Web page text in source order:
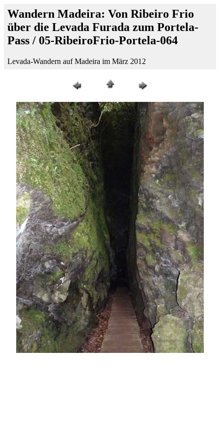
Wandern Madeira: Von Ribeiro Frio
über die Levada Furada zum Portela-
Pass / 05-RibeiroFrio-Portela-064
Levada-Wandern auf Madeira im März 2012